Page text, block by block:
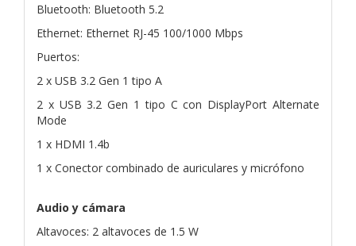
Bluetooth: Bluetooth 5.2
Ethernet: Ethernet RJ-45 100/1000 Mbps
Puertos:
2 x USB 3.2 Gen 1 tipo A
2 x USB 3.2 Gen 1 tipo C con DisplayPort Alternate
Mode
1 x HDMI 1.4b
1 x Conector combinado de auriculares y micrófono
Audio y cámara
Altavoces: 2 altavoces de 1.5 W